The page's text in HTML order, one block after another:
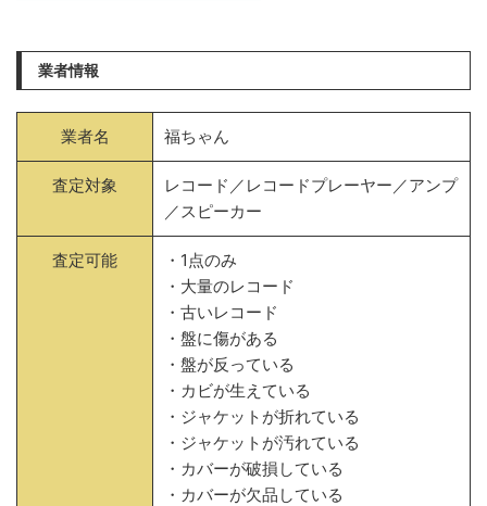
業者情報
業者名 福ちゃん
査定対象
レコード／レコードプレーヤー／アンプ
／スピーカー
査定可能
・1点のみ
・大量のレコード
・古いレコード
・盤に傷がある
・盤が反っている
・カビが生えている
・ジャケットが折れている
・ジャケットが汚れている
・カバーが破損している
・カバーが欠品している